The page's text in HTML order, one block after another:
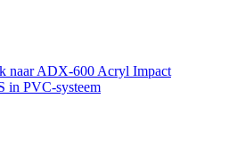
naar ADX-600 Acryl Impact
in PVC-systeem